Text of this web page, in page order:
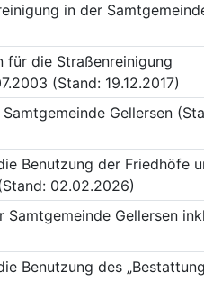
in der
für die Straßenreinigung
(Stand: 19.12.2017)
Gellersen
Benutzung der Friedhöfe
02.02.2026)
Gellersen
Benutzung des